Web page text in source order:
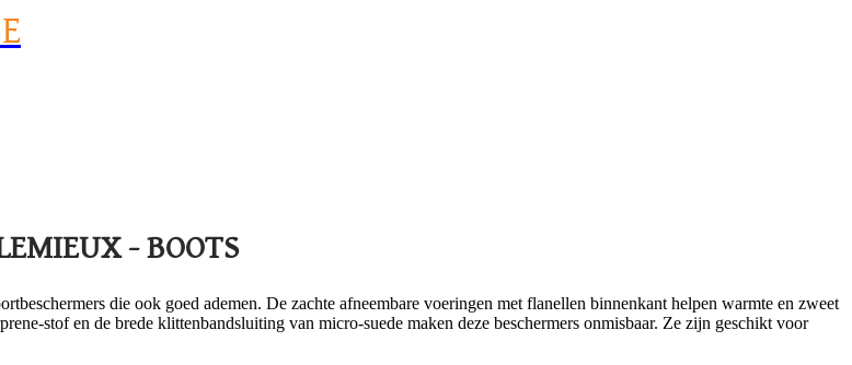
- BOOTS
die ook goed ademen. De zachte afneembare voeringen met flanellen binnenkant helpen warmte en zweet
stof en de brede klittenbandsluiting van micro-suede maken deze beschermers onmisbaar. Ze zijn geschikt voor